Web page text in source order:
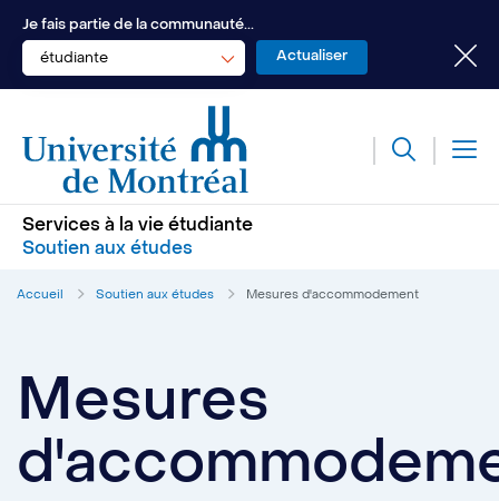
Je fais partie de la communauté...
étudiante
Services à la vie étudiante
Soutien aux études
Accueil Soutien aux études Mesures d'accommodement
Mesures